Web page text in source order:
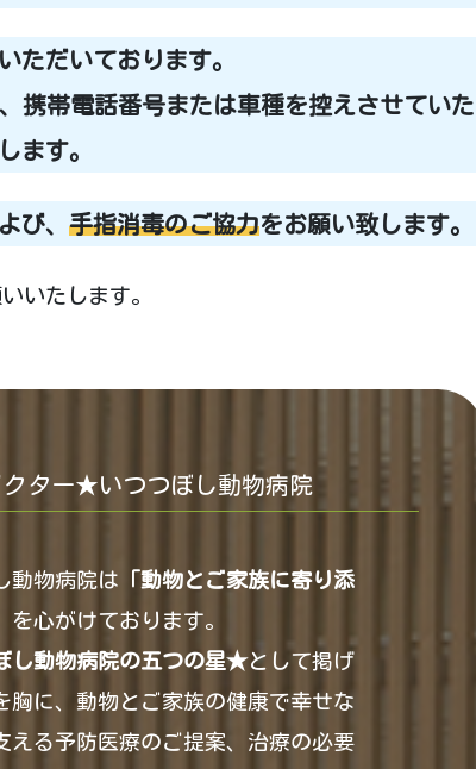
いただいております。
携帯電話番号または車種を控えさせていた
ます。
び、 手指消毒のご協力をお願い致します。
いたします。
ター★いつつぼし動物病院
動物病院は 「動物とご家族に寄り添
を心がけております。
し動物病院の五つの星★として掲げ
胸に、動物とご家族の健康で幸せな
える予防医療のご提案、治療の必要